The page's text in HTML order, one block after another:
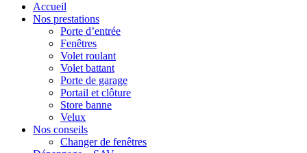
Accueil
Nos prestations
Porte d’entrée
Fenêtres
Volet roulant
Volet battant
Porte de garage
Portail et clôture
Store banne
Velux
Nos conseils
Changer de fenêtres